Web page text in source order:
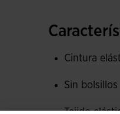
Diseño con
Cintura
Sin bolsillos